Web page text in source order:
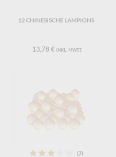
12 CHINESISCHE LAMPIONS
13,78 € INKL. MWST.
(7)